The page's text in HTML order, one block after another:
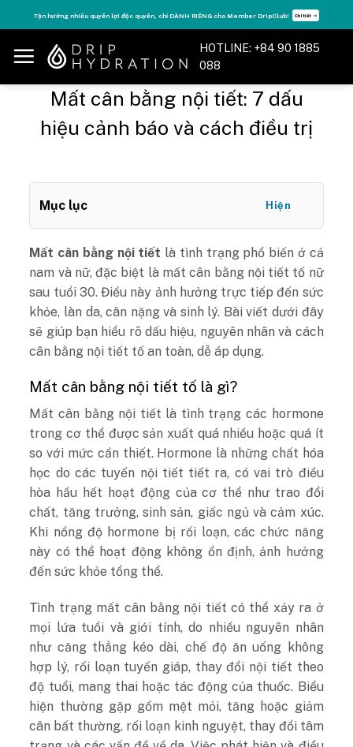
to
content
Tận hưởng nhiều quyền lợi độc quyền, chỉ DÀNH RIÊNG cho Member DripClub! Chi tiết ➝
HOTLINE: +84 90 1885
088
Mất cân bằng nội tiết: 7 dấu
hiệu cảnh báo và cách điều trị
Mục lục Hiện
Mất cân bằng nội tiết là tình trạng phổ biến ở cả
nam và nữ, đặc biệt là mất cân bằng nội tiết tố nữ
sau tuổi 30. Điều này ảnh hưởng trực tiếp đến sức
khỏe, làn da, cân nặng và sinh lý. Bài viết dưới đây
sẽ giúp bạn hiểu rõ dấu hiệu, nguyên nhân và cách
cân bằng nội tiết tố an toàn, dễ áp dụng.
Mất cân bằng nội tiết tố là gì?
Mất cân bằng nội tiết là tình trạng các hormone
trong cơ thể được sản xuất quá nhiều hoặc quá ít
so với mức cần thiết. Hormone là những chất hóa
học do các tuyến nội tiết tiết ra, có vai trò điều
hòa hầu hết hoạt động của cơ thể như trao đổi
chất, tăng trưởng, sinh sản, giấc ngủ và cảm xúc.
Khi nồng độ hormone bị rối loạn, các chức năng
này có thể hoạt động không ổn định, ảnh hưởng
đến sức khỏe tổng thể.
Tình trạng mất cân bằng nội tiết có thể xảy ra ở
mọi lứa tuổi và giới tính, do nhiều nguyên nhân
như căng thẳng kéo dài, chế độ ăn uống không
hợp lý, rối loạn tuyến giáp, thay đổi nội tiết theo
độ tuổi, mang thai hoặc tác động của thuốc. Biểu
hiện thường gặp gồm mệt mỏi, tăng hoặc giảm
cân bất thường, rối loạn kinh nguyệt, thay đổi tâm